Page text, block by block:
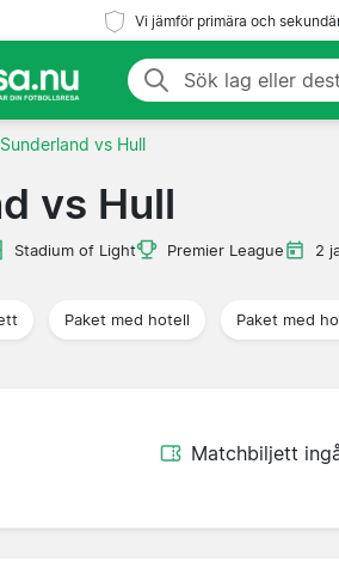
Vi jämför primära och
Sunderland vs Hull
vs Hull
Stadium of Light Premier League 2
Paket med hotell Paket med
Matchbiljett